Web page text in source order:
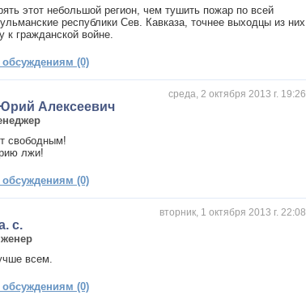
этот небольшой регион, чем тушить пожар по всей
республики Сев. Кавказа, точнее выходцы из них
к гражданской войне.
обсуждениям (0)
среда, 2 октября 2013 г. 19:26
Алексеевич
свободным!
лжи!
обсуждениям (0)
вторник, 1 октября 2013 г. 22:08
с.
всем.
обсуждениям (0)